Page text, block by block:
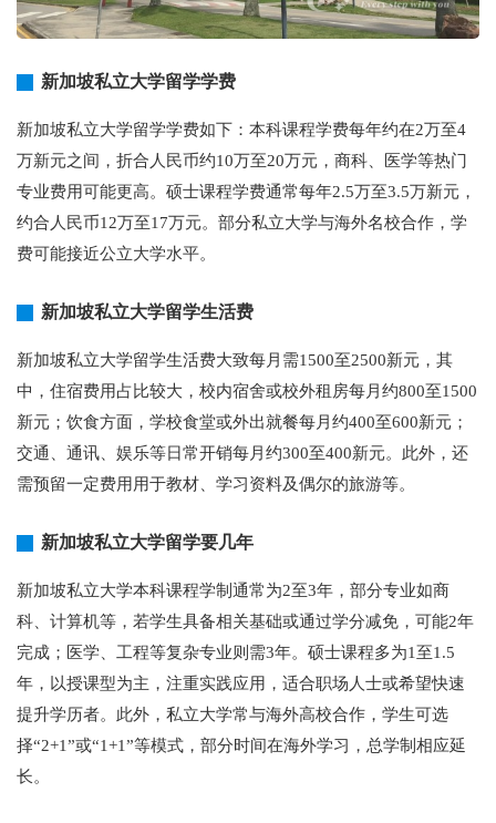
新加坡私立大学留学学费
新加坡私立大学留学学费如下：本科课程学费每年约在2万至4
万新元之间，折合人民币约10万至20万元，商科、医学等热门
专业费用可能更高。硕士课程学费通常每年2.5万至3.5万新元，
约合人民币12万至17万元。部分私立大学与海外名校合作，学
费可能接近公立大学水平。
新加坡私立大学留学生活费
新加坡私立大学留学生活费大致每月需1500至2500新元，其
中，住宿费用占比较大，校内宿舍或校外租房每月约800至1500
新元；饮食方面，学校食堂或外出就餐每月约400至600新元；
交通、通讯、娱乐等日常开销每月约300至400新元。此外，还
需预留一定费用用于教材、学习资料及偶尔的旅游等。
新加坡私立大学留学要几年
新加坡私立大学本科课程学制通常为2至3年，部分专业如商
科、计算机等，若学生具备相关基础或通过学分减免，可能2年
完成；医学、工程等复杂专业则需3年。硕士课程多为1至1.5
年，以授课型为主，注重实践应用，适合职场人士或希望快速
提升学历者。此外，私立大学常与海外高校合作，学生可选
择“2+1”或“1+1”等模式，部分时间在海外学习，总学制相应延
长。